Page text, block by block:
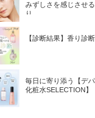
みずしさを感じさせ
り
【診断結果】香り診断
毎日に寄り添う【デ
化粧水SELECTION】